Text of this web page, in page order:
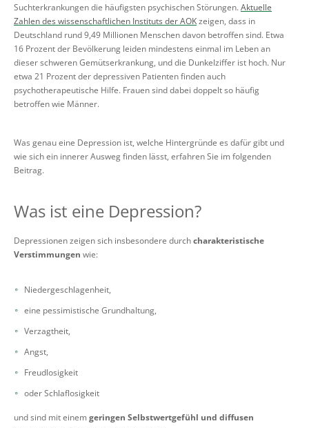
Suchterkrankungen die häufigsten psychischen Störungen.Aktuelle
Zahlen des wissenschaftlichen Instituts der AOKzeigen, dass in
Deutschland rund 9,49 Millionen Menschen davon betroffen sind. Etwa
16 Prozent der Bevölkerung leiden mindestens einmal im Leben an
dieser schweren Gemütserkrankung, und die Dunkelziffer ist hoch. Nur
etwa 21 Prozent der depressiven Patienten finden auch
psychotherapeutische Hilfe. Frauen sind dabei doppelt so häufig
betroffen wie Männer.
Was genau eine Depression ist, welche Hintergründe es dafür gibt und
wie sich ein innerer Ausweg finden lässt, erfahren Sie im folgenden
Beitrag.
Was ist eine Depression?
Depressionen zeigen sich insbesondere durchcharakteristische
Verstimmungen wie:
Niedergeschlagenheit,
eine pessimistische Grundhaltung,
Verzagtheit,
Angst,
Freudlosigkeit
oder Schlaflosigkeit
und sind mit einem geringen Selbstwertgefühl und diffusen